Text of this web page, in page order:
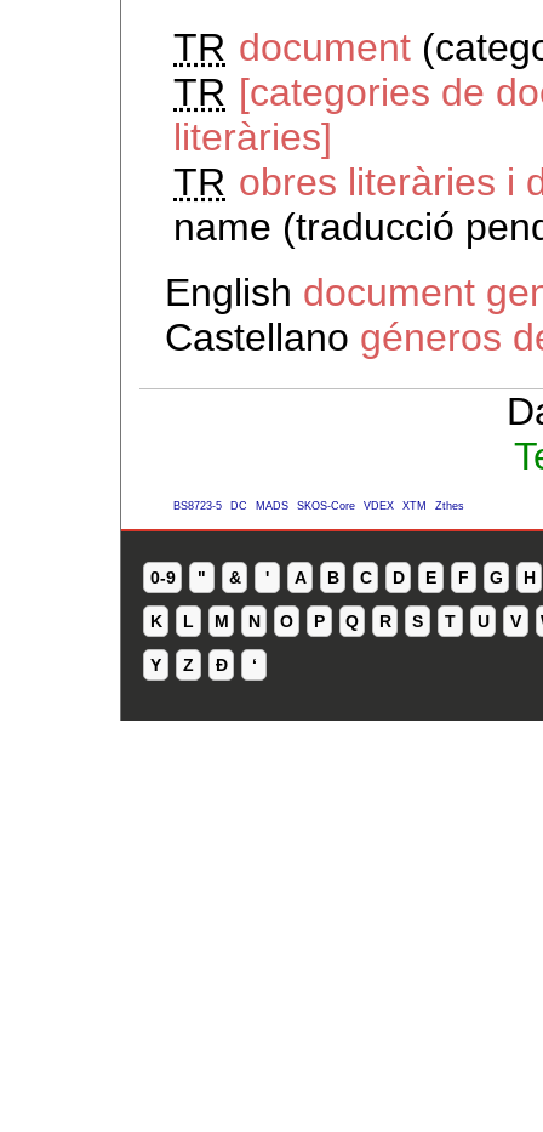
TR document
TR [categories de
literàries]
TR obres literàries i
name (traducció
English document
Castellano géneros
BS8723-5 DC MADS SKOS-Core VDEX XTM Zthes
0-9 " & ' A B C D E F G H
K L M N O P Q R S T U V
Y Z Ð ʻ